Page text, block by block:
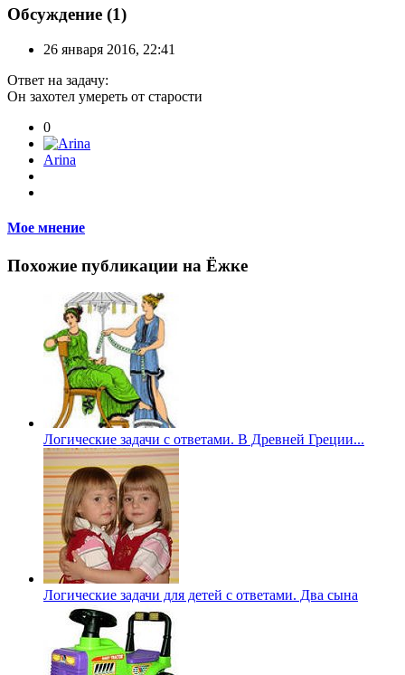
Обсуждение (1)
26 января 2016, 22:41
Ответ на задачу:
Он захотел умереть от старости
0
Arina
Мое мнение
Похожие публикации на Ёжке
Логические задачи с ответами. В Древней Греции...
Логические задачи для детей с ответами. Два сына